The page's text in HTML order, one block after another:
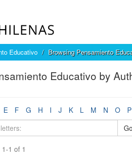
Educativo Browsing Pensamiento
Educativo by
E F G H I J K L M N O P
Go
1 of 1